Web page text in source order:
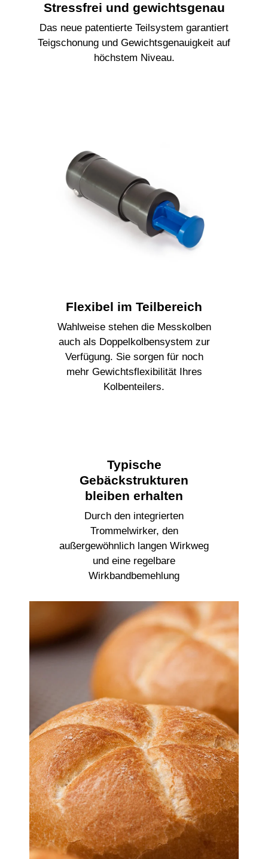
Stressfrei und gewichtsgenau
Das neue patentierte Teilsystem garantiert
Teigschonung und Gewichtsgenauigkeit auf
höchstem Niveau.
Flexibel im Teilbereich
Wahlweise stehen die Messkolben
auch als Doppelkolbensystem zur
Verfügung. Sie sorgen für noch
mehr Gewichtsflexibilität Ihres
Kolbenteilers.
Typische
Gebäckstrukturen
bleiben erhalten
Durch den integrierten
Trommelwirker, den
außergewöhnlich langen Wirkweg
und eine regelbare
Wirkbandbemehlung